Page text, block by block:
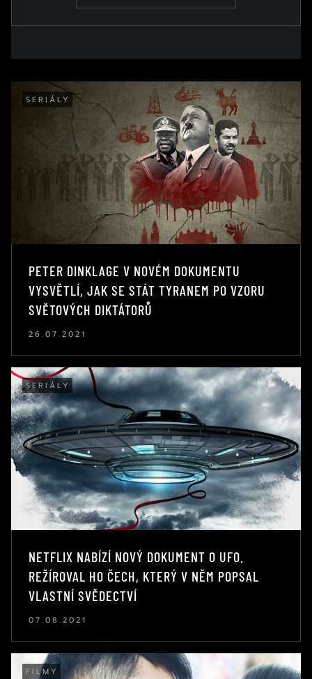
SERIÁLY
PETER DINKLAGE V NOVÉM DOKUMENTU
VYSVĚTLÍ, JAK SE STÁT TYRANEM PO VZORU
SVĚTOVÝCH DIKTÁTORŮ
26.07.2021
SERIÁLY
NETFLIX NABÍZÍ NOVÝ DOKUMENT O UFO.
REŽÍROVAL HO ČECH, KTERÝ V NĚM POPSAL
VLASTNÍ SVĚDECTVÍ
07.08.2021
FILMY